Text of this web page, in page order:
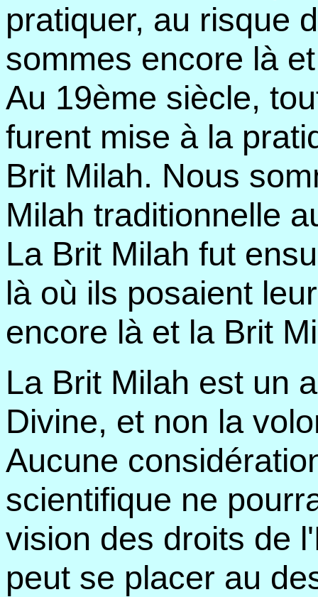
pratiquer, au risque
sommes encore là
Au 19ème siècle,
furent mise à la
Brit Milah. Nous
Milah traditionnelle
La Brit Milah fut
là où ils posaient
encore là et la Brit
La Brit Milah est un
Divine, et non la
Aucune
scientifique ne
vision des droits de
peut se placer au